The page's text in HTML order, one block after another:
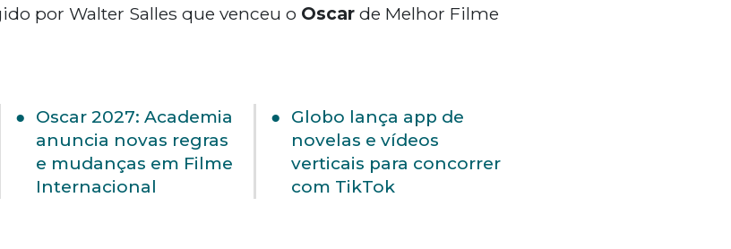
por Walter Salles que venceu o Oscarde Melhor Filme
Oscar 2027: Academia
anuncia novas regras
e mudanças em Filme
Internacional
Globo lança app de
novelas e vídeos
verticais para concorrer
com TikTok